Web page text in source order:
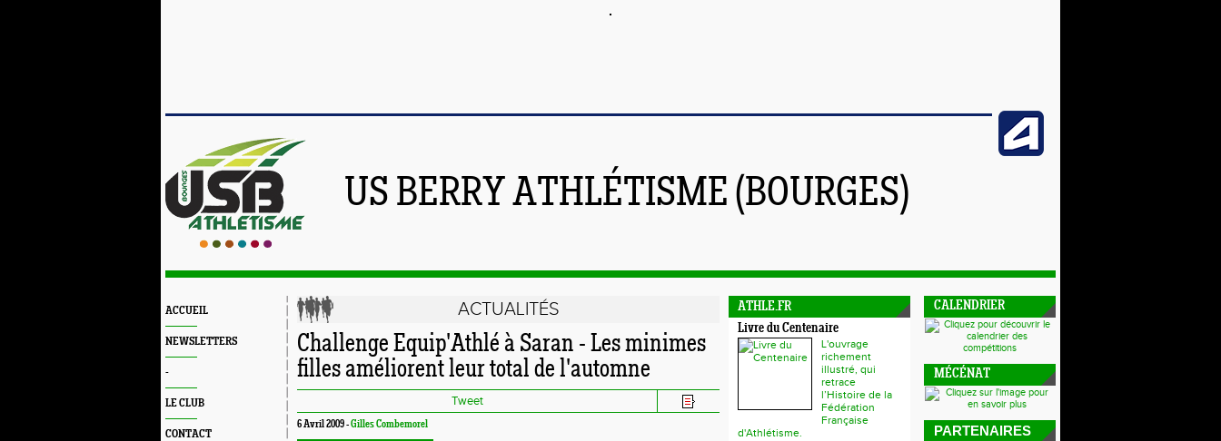
US BERRY ATHLÉTISME (BOURGES)
ACCUEIL
NEWSLETTERS
-
LE CLUB
CONTACT
ACTUALITÉS
Challenge Equip'Athlé à Saran - Les minimes
filles améliorent leur total de l'automne
Tweet
6 Avril 2009 -Gilles Combemorel
ATHLE.FR
Livre du Centenaire
L'ouvrage
richement
illustré, qui
retrace
l’Histoire de la
Fédération
Française
d'Athlétisme.
CALENDRIER
MÉCÉNAT
PARTENAIRES